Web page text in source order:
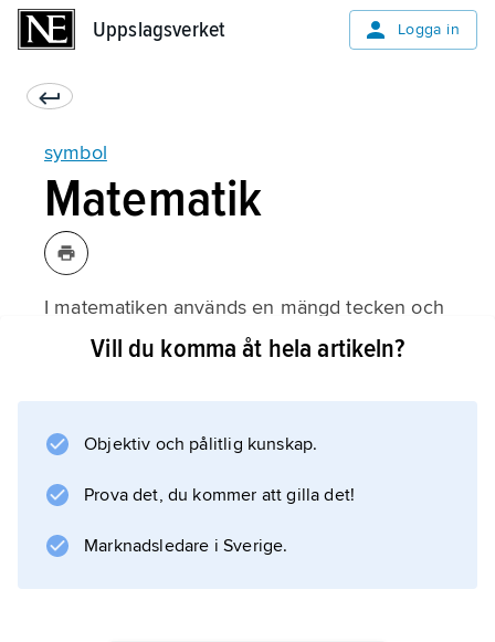
Uppslagsverket Logga in
symbol
Matematik
I matematiken används en mängd tecken och
symboler, se
Information om artikeln
Vill du komma åt hela artikeln?
Objektiv och pålitlig kunskap.
Prova det, du kommer att gilla det!
Marknadsledare i Sverige.